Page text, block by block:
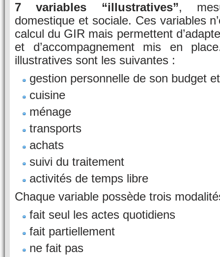
7 variables “illustratives”,
domestique et sociale. Ces variables
calcul du GIR mais permettent
et d’accompagnement mis en
illustratives sont les suivantes :
gestion personnelle de son budget
cuisine
ménage
transports
achats
suivi du traitement
activités de temps libre
Chaque variable possède trois
fait seul les actes quotidiens
fait partiellement
ne fait pas